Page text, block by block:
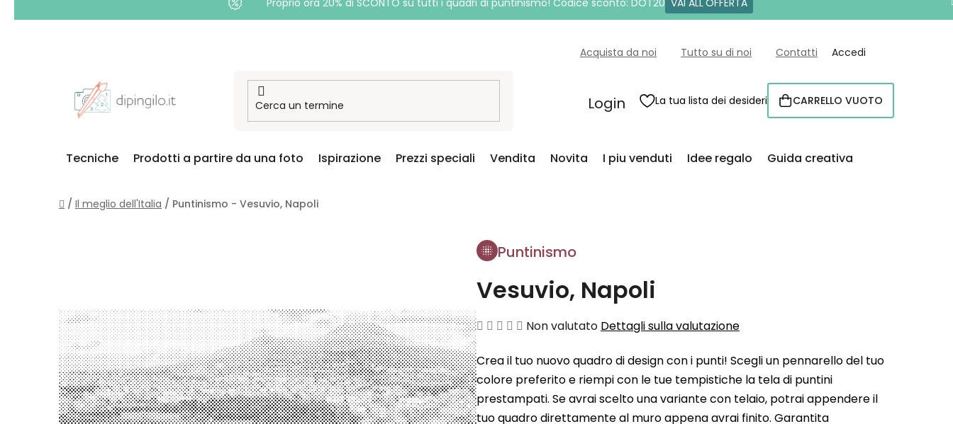
Proprio ora 20% di SCONTO su tutti i quadri di puntinismo! Codice sconto: DOT20 VAI ALL'OFFERTA
Acquista da noi Tutto su di noi Contatti Accedi
Login La tua lista dei desideri CARRELLO
CARRELLO VUOTO
Tecniche Prodotti a partire da una foto Ispirazione Prezzi speciali Vendita Novita I piu venduti Idee regalo Guida creativa
Casa
/ Il meglio dell'Italia / Puntinismo - Vesuvio, Napoli
Puntinismo
Vesuvio, Napoli
La
media
del
prodotto
Non valutato Dettagli sulla valutazione
Crea il tuo nuovo quadro di design con i punti! Scegli un pennarello del tuo
colore preferito e riempi con le tue tempistiche la tela di puntini
prestampati. Se avrai scelto una variante con telaio, potrai appendere il
tuo quadro direttamente al muro appena avrai finito. Garantita